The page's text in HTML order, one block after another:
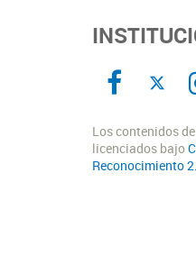
Los contenidos
licenciados bajo
Reconocimiento